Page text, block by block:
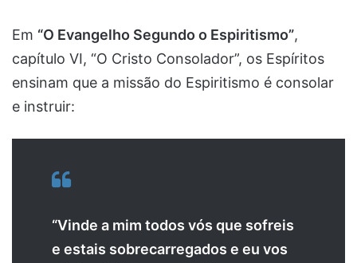
Em “O Evangelho Segundo o Espiritismo”,
capítulo VI, “O Cristo Consolador”, os Espíritos
ensinam que a missão do Espiritismo é consolar
e instruir:
“Vinde a mim todos vós que sofreis
e estais sobrecarregados e eu vos